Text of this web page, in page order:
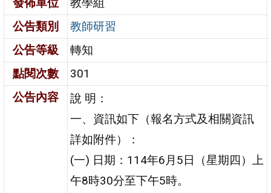
公告類別
教師研習
公告等級
轉知
點閱次數
301
公告內容
說 明：
一、資訊如下（報名方式及相關資訊
詳如附件）：
(一) 日期：114年6月5日（星期四）上
午8時30分至下午5時。